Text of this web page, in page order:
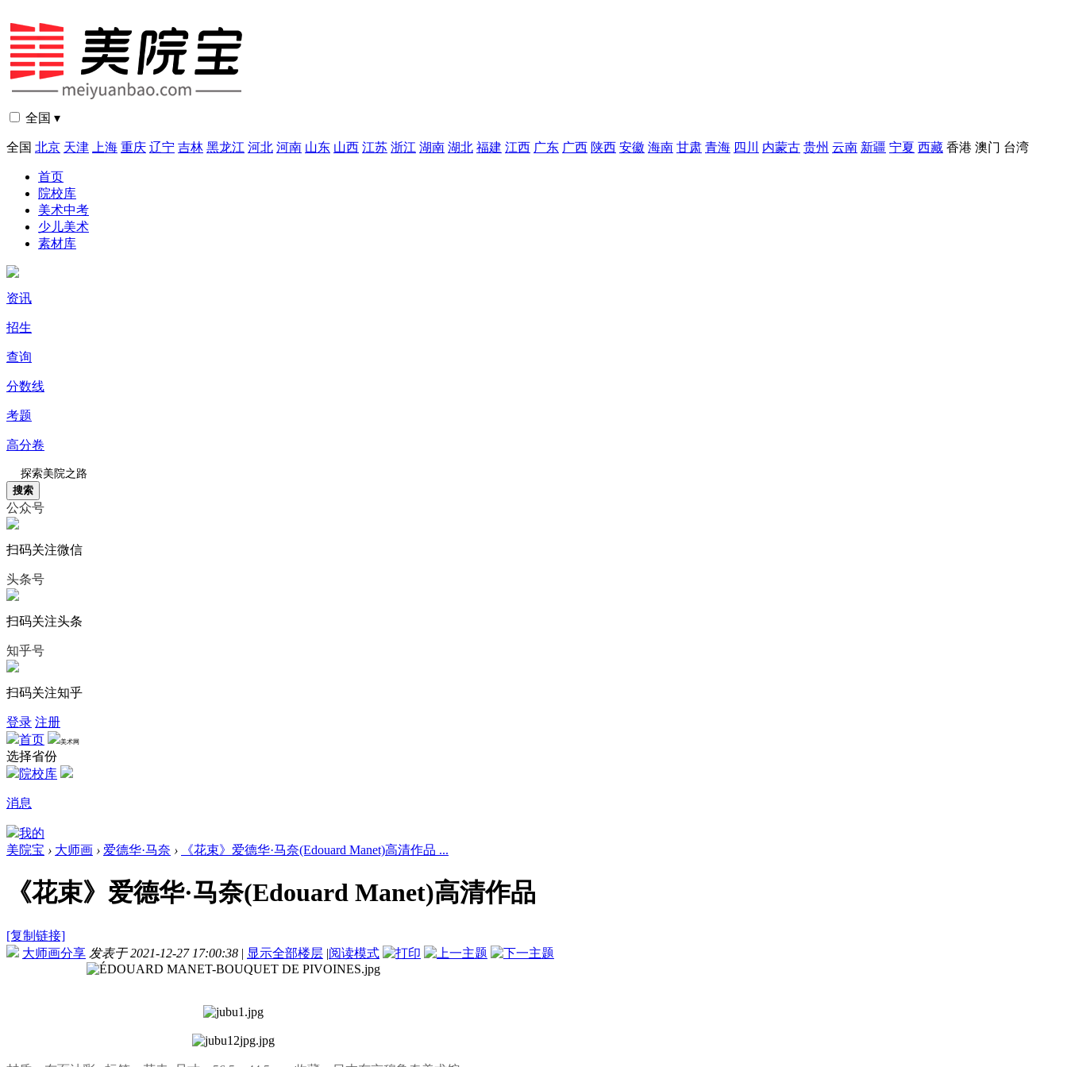
全国 ▾
全国 北京 天津 上海 重庆 辽宁 吉林 黑龙江 河北 河南 山东 山西 江苏 浙江 湖南 湖北 福建 江西 广东 广西 陕西 安徽 海南 甘肃 青海 四川 内蒙古 贵州 云南 新疆 宁夏 西藏 香港 澳门 台湾
首页
院校库
美术中考
少儿美术
素材库
资讯
招生
查询
分数线
考题
高分卷
搜索
公众号
扫码关注微信
头条号
扫码关注头条
知乎号
扫码关注知乎
登录 注册
首页
美术网
选择省份
院校库
消息
我的
美院宝 › 大师画 › 爱德华·马奈 › 《花束》爱德华·马奈(Edouard Manet)高清作品 ...
《花束》爱德华·马奈(Edouard Manet)高清作品
[复制链接]
大师画分享 发表于 2021-12-27 17:00:38 | 显示全部楼层 |阅读模式